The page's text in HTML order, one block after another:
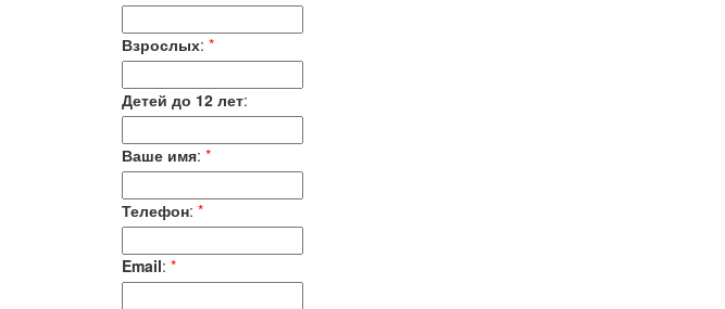
Взрослых: *
Детей до 12 лет:
Ваше имя: *
Телефон: *
Email: *